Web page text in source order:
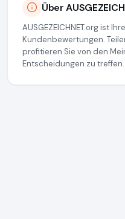
Über
AUSGEZEICHNET.org ist
Kundenbewertungen.
profitieren Sie von den
Entscheidungen zu treffen.